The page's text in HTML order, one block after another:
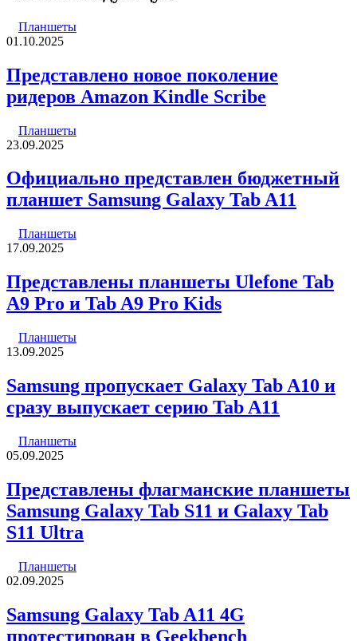
Планшеты
01.10.2025
Представлено новое поколение
ридеров Amazon Kindle Scribe
Планшеты
23.09.2025
Официально представлен бюджетный
планшет Samsung Galaxy Tab A11
Планшеты
17.09.2025
Представлены планшеты Ulefone Tab
A9 Pro и Tab A9 Pro Kids
Планшеты
13.09.2025
Samsung пропускает Galaxy Tab A10 и
сразу выпускает серию Tab A11
Планшеты
05.09.2025
Представлены флагманские планшеты
Samsung Galaxy Tab S11 и Galaxy Tab
S11 Ultra
Планшеты
02.09.2025
Samsung Galaxy Tab A11 4G
протестирован в Geekbench